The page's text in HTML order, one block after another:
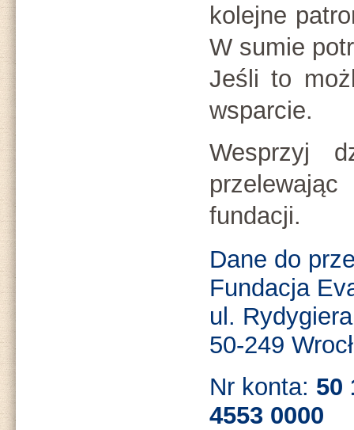
kolejne
W sumie
Jeśli to
wsparcie.
Wesprzyj
fundacji.
Dane do
Fundacja
ul.
50-249
Nr konta: 50
4553 0000